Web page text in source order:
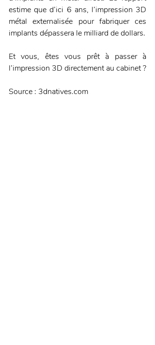
estime que d’ici 6 ans, l’impression 3D
métal externalisée pour fabriquer ces
implants dépassera le milliard de dollars.
Et vous, êtes vous prêt à passer à
l’impression 3D directement au cabinet ?
Source : 3dnatives.com